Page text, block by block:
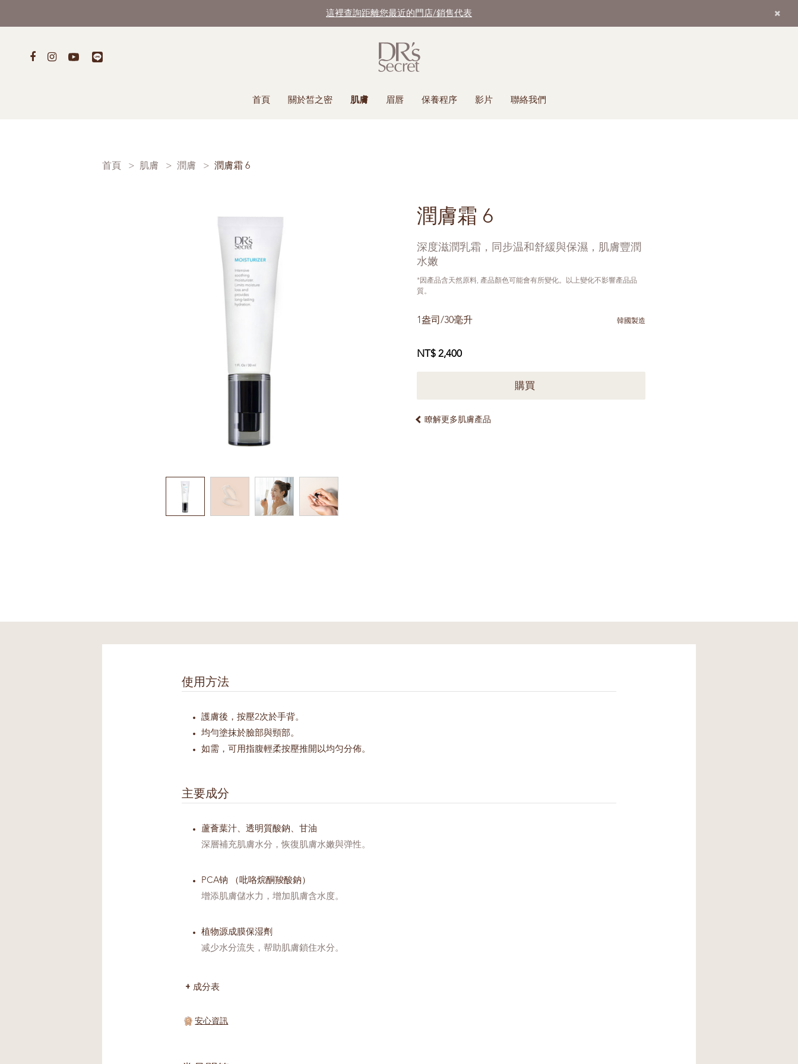
這裡查詢距離您最近的門店/銷售代表
首頁 關於皙之密 肌膚 眉唇 保養程序 影片 聯絡我們
首頁 肌膚 潤膚 潤膚霜 6
潤膚霜 6
深度滋潤乳霜，同步温和舒緩與保濕，肌膚豐潤
水嫩
*因產品含天然原料, 產品顏色可能會有所變化。以上變化不影響產品品
質。
1盎司/30毫升 韓國製造
NT$ 2,400
購買
瞭解更多肌膚產品
使用方法
護膚後，按壓2次於手背。
均勻塗抹於臉部與頸部。
如需，可用指腹輕柔按壓推開以均匀分佈。
主要成分
蘆薈葉汁、透明質酸鈉、甘油
深層補充肌膚水分，恢復肌膚水嫩與弹性。
PCA钠 （吡咯烷酮羧酸鈉）
增添肌膚儲水力，增加肌膚含水度。
植物源成膜保湿劑
减少水分流失，帮助肌膚鎖住水分。
成分表
安心資訊